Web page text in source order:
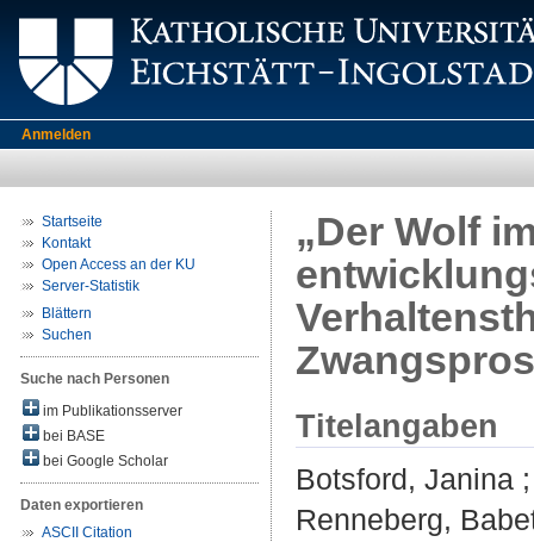
Anmelden
Startseite
Kontakt
Open Access an der KU
Server-Statistik
Blättern
Suchen
Suche nach Personen
im Publikationsserver
bei BASE
bei Google Scholar
Daten exportieren
ASCII Citation
„Der Wolf
Titelangaben
Botsford, Janina
Renneberg,